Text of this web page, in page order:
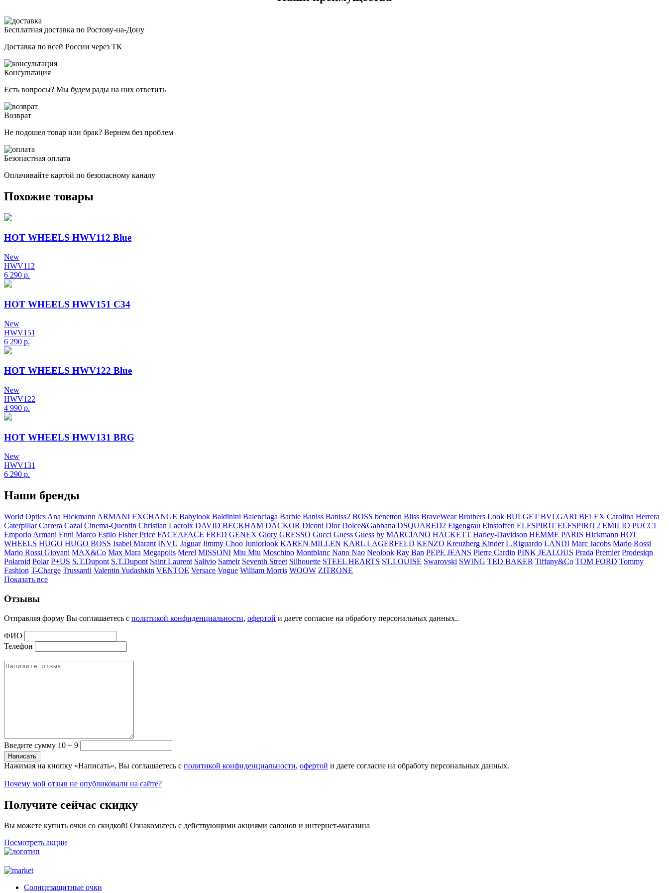
Бесплатная доставка по Ростову-на-Дону
Доставка по всей России через ТК
Консультация
Есть вопросы? Мы будем рады на них ответить
Возврат
Не подошел товар или брак? Вернем без проблем
Безопастная оплата
Оплачивайте картой по безопасному каналу
Похожие товары
HOT WHEELS HWV112 Blue
New
HWV112
6 290 р.
HOT WHEELS HWV151 C34
New
HWV151
6 290 р.
HOT WHEELS HWV122 Blue
New
HWV122
4 990 р.
HOT WHEELS HWV131 BRG
New
HWV131
6 290 р.
Наши бренды
World Optics Ana Hickmann ARMANI EXCHANGE Babylook Baldinini Balenciaga Barbie Baniss Baniss2 BOSS benetton Bliss BraveWear Brothers Look BULGET BVLGARI BFLEX Carolina Herrera
Caterpillar Carrera Cazal Cinema-Quentin Christian Lacroix DAVID BECKHAM DACKOR Diconi Dior Dolce&Gabbana DSQUARED2 Eigengrau Einstoffen ELFSPIRIT ELFSPIRIT2 EMILIO PUCCI
Emporio Armani Enni Marco Estilo Fisher Price FACEAFACE FRED GENEX Glory GRESSO Gucci Guess Guess by MARCIANO HACKETT Harley-Davidson HEMME PARIS Hickmann HOT
WHEELS HUGO HUGO BOSS Isabel Marant INVU Jaguar Jimmy Choo Juniorlook KAREN MILLEN KARL LAGERFELD KENZO Kreuzberg Kinder L.Riguardo LANDI Marc Jacobs Mario Rossi
Mario Rossi Giovani MAX&Co Max Mara Megapolis Merel MISSONI Miu Miu Moschino Montblanc Nano Nao Neolook Ray Ban PEPE JEANS Pierre Cardin PINK JEALOUS Prada Premier Prodesiqn
Polaroid Polar P+US S.T.Dupont S.T.Dupont Saint Laurent Salivio Sameir Seventh Street Silhouette STEEL HEARTS ST.LOUISE Swarovski SWING TED BAKER Tiffany&Co TOM FORD Tommy
Fashion T-Charge Trussardi Valentin Yudashkin VENTOE Versace Vogue William Morris WOOW ZITRONE
Показать все
Отзывы
Отправляя форму Вы соглашаетесь с политикой конфиденциальности, офертой и даете согласие на обработу персональных данных..
ФИО
Телефон
Введите сумму 10 + 9
Нажимая на кнопку «Написать», Вы соглашаетесь с политикой конфиденциальности, офертой и даете согласие на обработу персональных данных.
Почему мой отзыв не опубликовали на сайте?
Получите сейчас скидку
Вы можете купить очки со скидкой! Ознакомьтесь с действующими акциями салонов и интернет-магазина
Посмотреть акции
Солнцезащитные очки